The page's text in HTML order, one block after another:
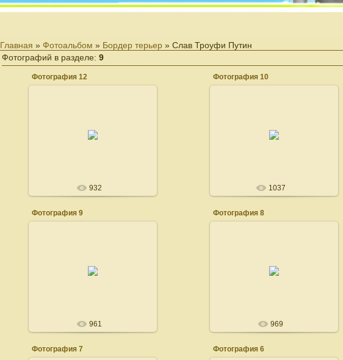
Главная » Фотоальбом » Бордер терьер » Слав Троуфи Путин
Фотографий в разделе: 9
Фотография 12
932
Фотография 10
1037
Фотография 9
961
Фотография 8
969
Фотография 7 Фотография 6